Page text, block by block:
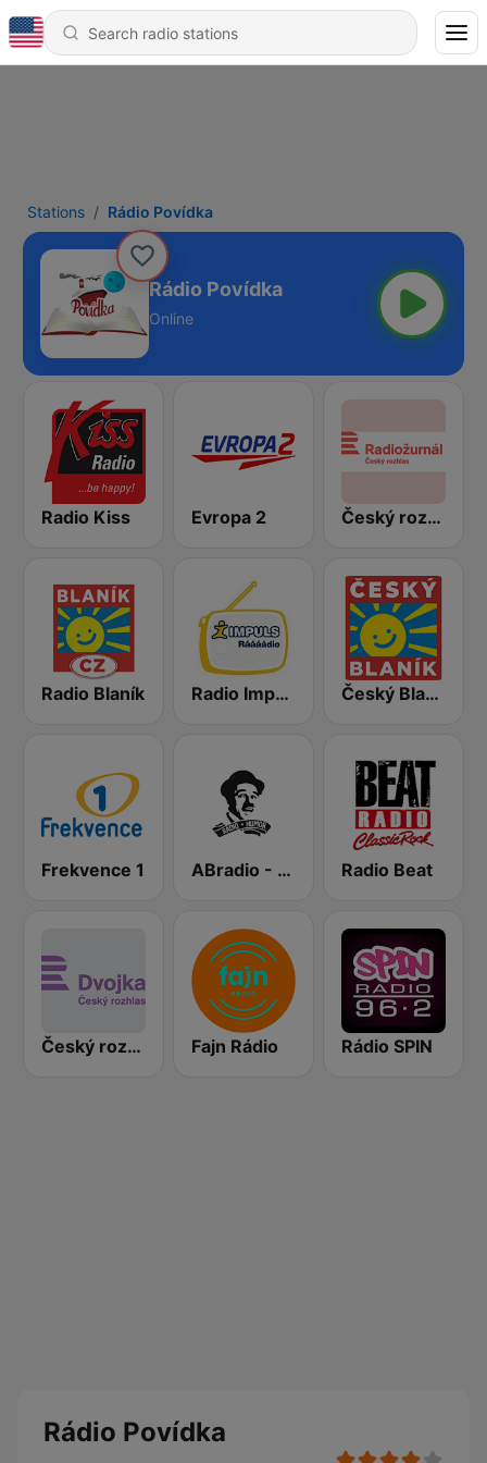
Stations Rádio Povídka
Rádio Povídka
Online
Radio Kiss Evropa 2 Český rozhlas Radiožurnál
Radio Blaník Radio Impuls Český Blaník
Frekvence 1 ABradio - Humor Radio Beat
Český rozhlas Dvojka Fajn Rádio Rádio SPIN
Rádio Povídka